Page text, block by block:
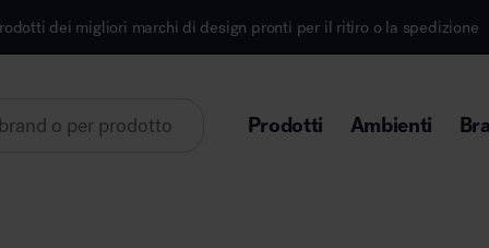
pronti per il ritiro o la spedizione Iscriviti
Prodotti Ambienti